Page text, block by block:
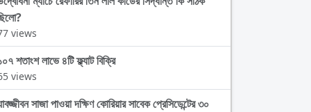
views
শতাংশ লাভে ৪টি ফ্ল্যাট বিক্রি
views
সাজা পাওয়া দক্ষিণ কোরিয়ার সাবেক প্রেসিডেন্টের ৩০